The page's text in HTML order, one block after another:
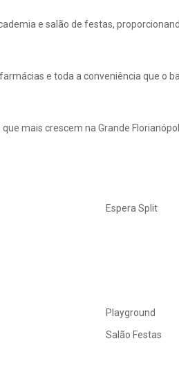
e salão de festas,
e toda a conveniência que o
mais crescem na Grande
Espera Split
Playground
Salão Festas